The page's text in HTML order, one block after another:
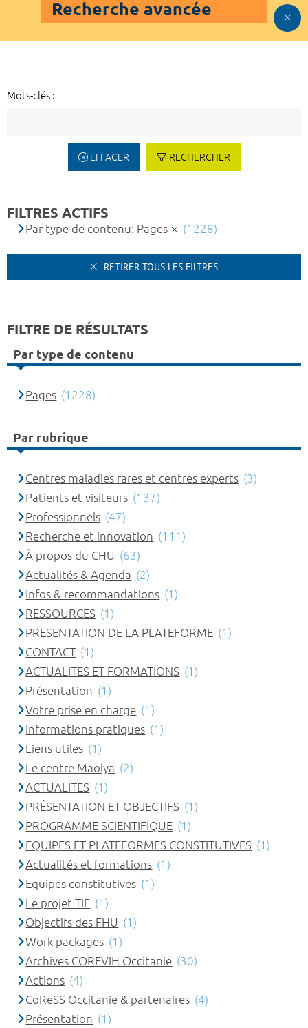
Recherche avancée
Mots-clés :
EFFACER RECHERCHER
FILTRES ACTIFS
Par type de contenu: Pages (1228)
RETIRER TOUS LES FILTRES
FILTRE DE RÉSULTATS
Par type de contenu
Pages (1228)
Par rubrique
Centres maladies rares et centres experts (3)
Patients et visiteurs (137)
Professionnels (47)
Recherche et innovation (111)
À propos du CHU (63)
Actualités & Agenda (2)
Infos & recommandations (1)
RESSOURCES (1)
PRESENTATION DE LA PLATEFORME (1)
CONTACT (1)
ACTUALITES ET FORMATIONS (1)
Présentation (1)
Votre prise en charge (1)
Informations pratiques (1)
Liens utiles (1)
Le centre Maolya (2)
ACTUALITES (1)
PRÉSENTATION ET OBJECTIFS (1)
PROGRAMME SCIENTIFIQUE (1)
EQUIPES ET PLATEFORMES CONSTITUTIVES (1)
Actualités et formations (1)
Equipes constitutives (1)
Le projet TIE (1)
Objectifs des FHU (1)
Work packages (1)
Archives COREVIH Occitanie (30)
Actions (4)
CoReSS Occitanie & partenaires (4)
Présentation (1)